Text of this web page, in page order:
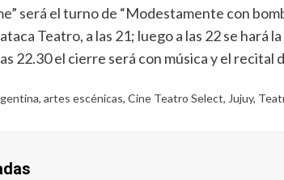
será el turno de “Modestamente con
Teatro, a las 21; luego a las 22 se hará
22.30 el cierre será con música y el
, artes escénicas, Cine Teatro Select, Jujuy,